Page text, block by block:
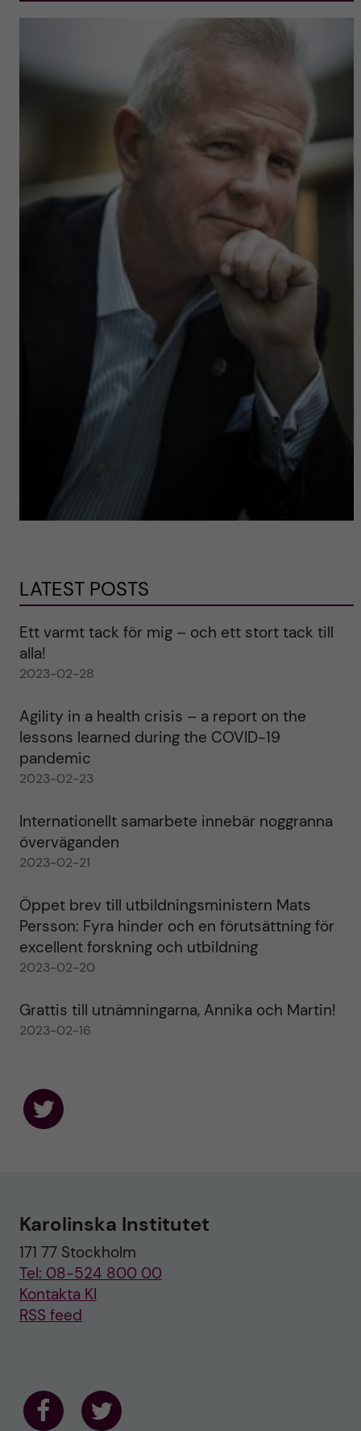
LATEST POSTS
Ett varmt tack för mig – och ett stort tack till
alla!
2023-02-28
Agility in a health crisis – a report on the
lessons learned during the COVID-19
pandemic
2023-02-23
Internationellt samarbete innebär noggranna
överväganden
2023-02-21
Öppet brev till utbildningsministern Mats
Persson: Fyra hinder och en förutsättning för
excellent forskning och utbildning
2023-02-20
Grattis till utnämningarna, Annika och Martin!
2023-02-16
s
n
w
i
t
t
Karolinska Institutet
171 77 Stockholm
Tel: 08-524 800 00
Kontakta KI
RSS feed